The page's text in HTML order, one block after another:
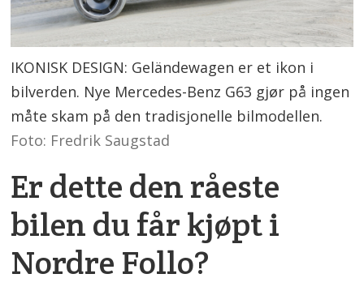
IKONISK DESIGN: Geländewagen er et ikon i
bilverden. Nye Mercedes-Benz G63 gjør på ingen
måte skam på den tradisjonelle bilmodellen.
Foto: Fredrik Saugstad
Er dette den råeste
bilen du får kjøpt i
Nordre Follo?